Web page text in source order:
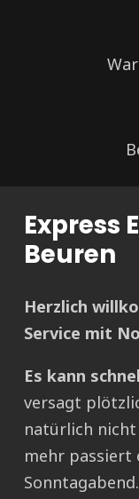
Express
Beuren
Herzlich
Service mit
Es kann
versagt
natürlich
mehr passiert